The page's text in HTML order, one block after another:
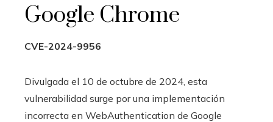
Google Chrome
CVE-2024-9956
Divulgada el 10 de octubre de 2024, esta
vulnerabilidad surge por una implementación
incorrecta en WebAuthentication de Google